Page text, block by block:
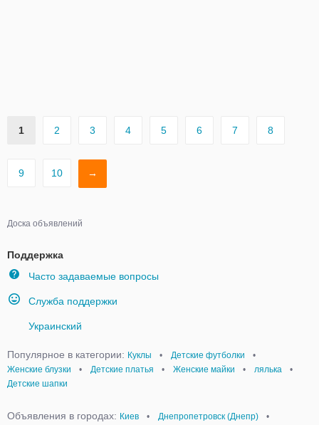
1 2 3 4 5 6 7 8
9 10 →
Доска объявлений
Поддержка
Часто задаваемые вопросы
Служба поддержки
Украинский
Популярное в категории: Куклы • Детские футболки
•
Женские блузки
• Детские платья • Женские майки • лялька
•
Детские шапки
Объявления в городах: Киев • Днепропетровск (Днепр)
•